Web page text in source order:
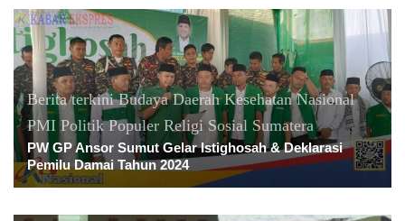
Berita terkini Budaya Daerah Kesehatan Nasional
PMI Politik Populer Religi Sosial Sumatera
PW GP Ansor Sumut Gelar Istighosah & Deklarasi
Pemilu Damai Tahun 2024